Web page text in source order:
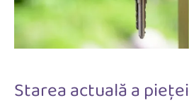
Starea actuală a pieței